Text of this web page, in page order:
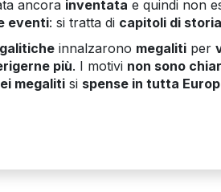
ancora inventata e quindi non
eventi: si tratta di capitoli di
innalzarono megaliti per
più. I motivi non sono
megaliti si spense in tutta